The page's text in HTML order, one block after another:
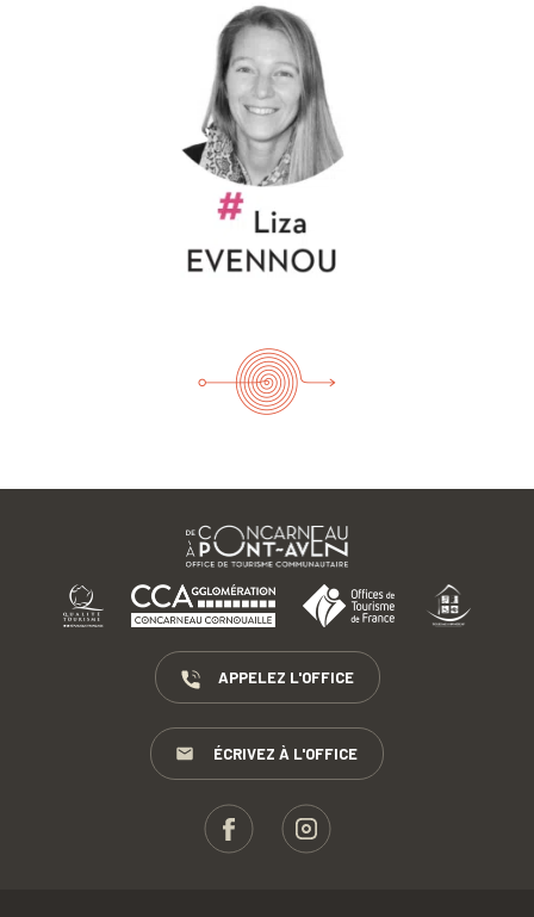
APPELEZ L'OFFICE
ÉCRIVEZ À L'OFFICE